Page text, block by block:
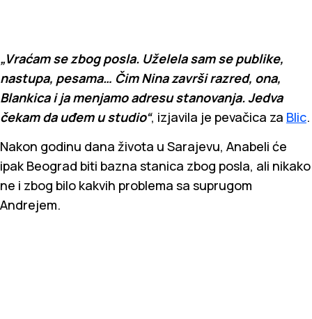
„Vraćam se zbog posla. Uželela sam se publike,
nastupa, pesama… Čim Nina završi razred, ona,
Blankica i ja menjamo adresu stanovanja. Jedva
čekam da uđem u studio“, izjavila je pevačica za Blic.
Nakon godinu dana života u Sarajevu, Anabeli će
ipak Beograd biti bazna stanica zbog posla, ali nikako
ne i zbog bilo kakvih problema sa suprugom
Andrejem.